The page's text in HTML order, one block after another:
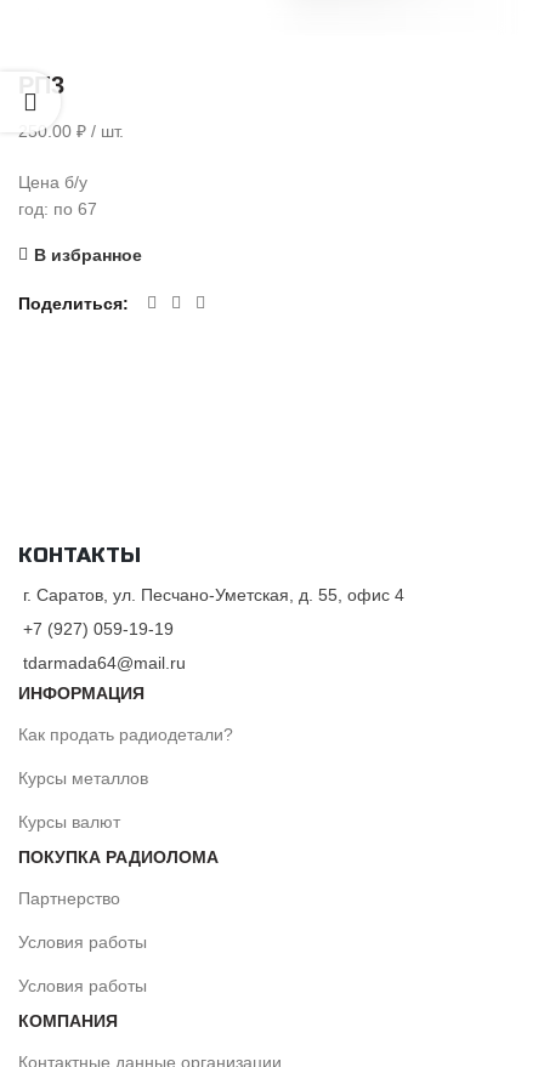
РП3
250.00 ₽ / шт.
Цена б/у
год: по 67
В избранное
Поделиться
КОНТАКТЫ
г. Саратов, ул. Песчано-Уметская, д. 55, офис 4
+7 (927) 059-19-19
tdarmada64@mail.ru
ИНФОРМАЦИЯ
Как продать радиодетали?
Курсы металлов
Курсы валют
ПОКУПКА РАДИОЛОМА
Партнерство
Условия работы
Условия работы
КОМПАНИЯ
Контактные данные организации